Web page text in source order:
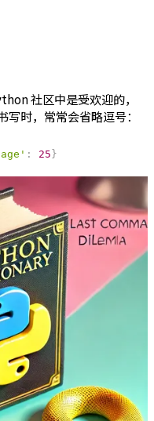
社区中是受欢迎的，
时，常常会省略逗号：
: 25 }